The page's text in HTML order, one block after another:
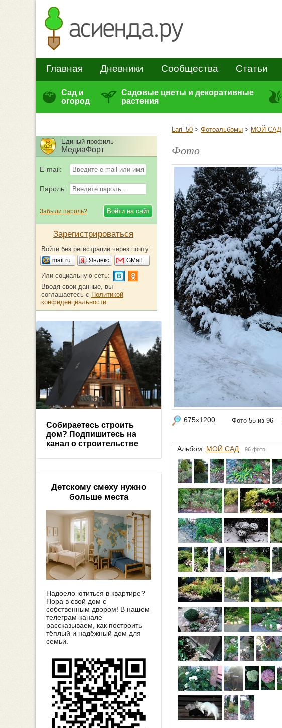
Главная Дневники Сообщества Статьи
Сад и
огород
Садовые цветы и декоративные
растения
Lari_50 > Фотоальбомы > МОЙ САД
Фото
675x1200 Фото 55 из 96
Альбом: МОЙ САД 96 фото
Единый профиль
МедиаФорт
E-mail:
Пароль:
Забыли пароль?
Зарегистрироваться
Войти без регистрации через почту:
mail.ru Яндекс GMail
Или социальную сеть:
Вводя свои данные, вы
соглашаетесь с Политикой
конфиденциальности
Собираетесь строить
дом? Подпишитесь на
канал о строительстве
Детскому смеху нужно
больше места
Надоело ютиться в квартире?
Пора в свой дом с
собственным двором! В нашем
телеграм-канале
рассказываем, как построить
тёплый и надёжный дом для
семьи.